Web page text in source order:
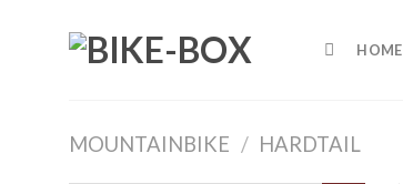
HOME
MOUNTAINBIKE / HARDTAIL